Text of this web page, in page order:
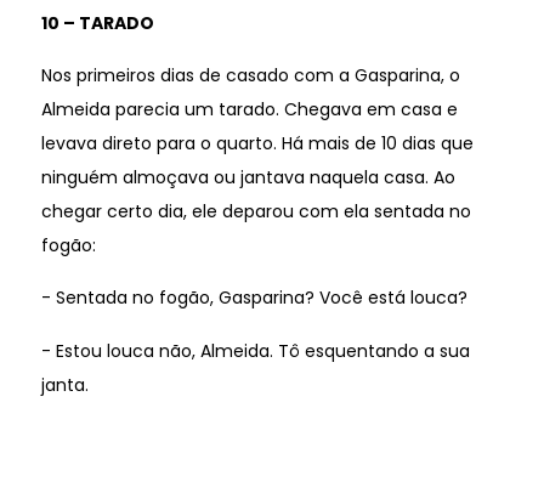
10 – TARADO
Nos primeiros dias de casado com a Gasparina, o
Almeida parecia um tarado. Chegava em casa e
levava direto para o quarto. Há mais de 10 dias que
ninguém almoçava ou jantava naquela casa. Ao
chegar certo dia, ele deparou com ela sentada no
fogão:
- Sentada no fogão, Gasparina? Você está louca?
- Estou louca não, Almeida. Tô esquentando a sua
janta.